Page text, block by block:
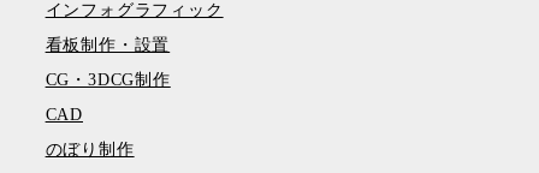
インフォグラフィック
看板制作・設置
CG・3DCG制作
CAD
のぼり制作